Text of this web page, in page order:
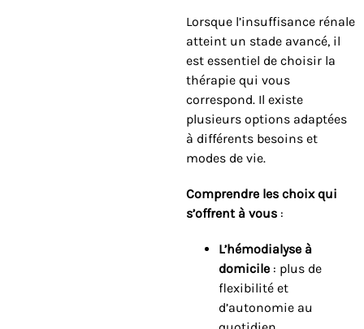
Lorsque l’insuffisance rénale
atteint un stade avancé, il
est essentiel de choisir la
thérapie qui vous
correspond. Il existe
plusieurs options adaptées
à différents besoins et
modes de vie.
Comprendre les choix qui
s’offrent à vous :
L’hémodialyse à
domicile: plus de
flexibilité et
d’autonomie au